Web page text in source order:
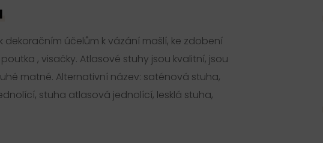
dekoračním účelům k vázání mašlí, ke zdobení
, visačky. Atlasové stuhy jsou kvalitní, jsou
matné. Alternativní název: saténová stuha,
stuha atlasová jednolící, lesklá stuha,